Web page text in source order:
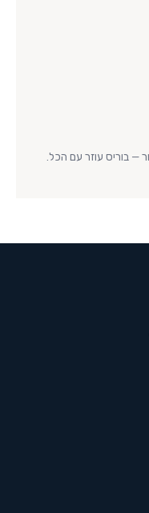
— בוריס עוזר עם הכל.